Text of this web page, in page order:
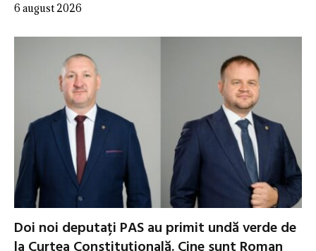
6 august 2026
Doi noi deputați PAS au primit undă verde de